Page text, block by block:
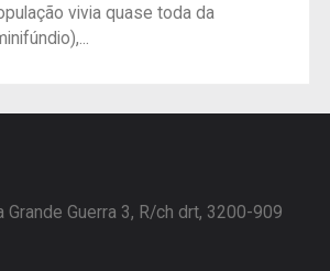
vivia quase toda da
Grande Guerra 3, R/ch drt, 3200-909